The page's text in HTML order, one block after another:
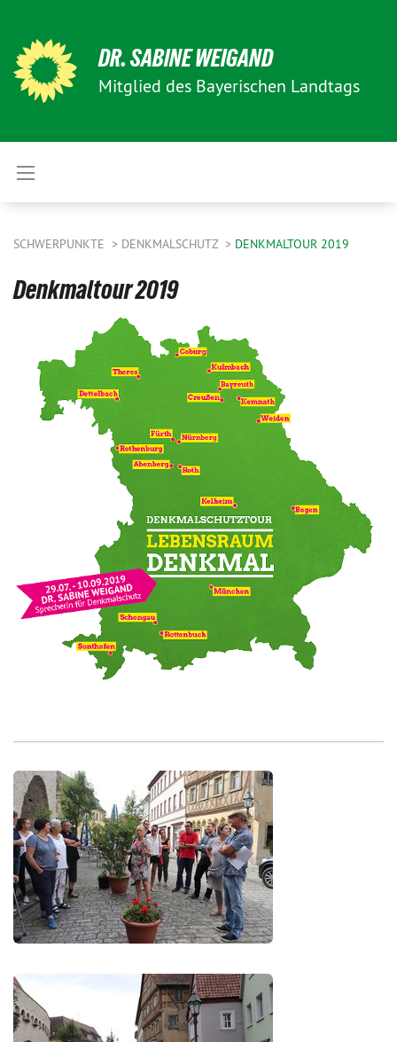
DR. SABINE WEIGAND
Mitglied des Bayerischen Landtags
SCHWERPUNKTE DENKMALSCHUTZ DENKMALTOUR 2019
Denkmaltour 2019